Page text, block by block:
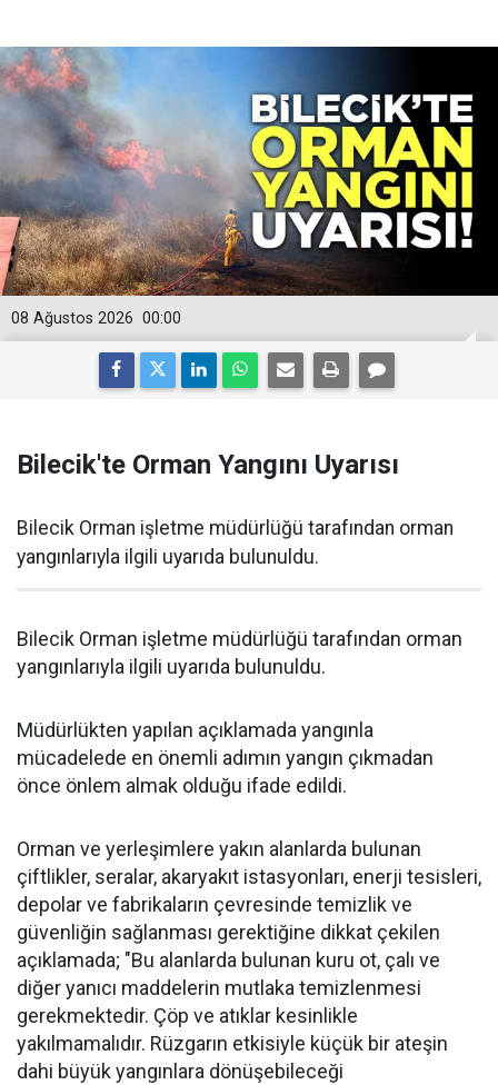
00:00
08 Ağustos 2026
Bilecik'te Orman Yangını Uyarısı
Bilecik Orman işletme müdürlüğü tarafından orman
yangınlarıyla ilgili uyarıda bulunuldu.
Bilecik Orman işletme müdürlüğü tarafından orman
yangınlarıyla ilgili uyarıda bulunuldu.
Müdürlükten yapılan açıklamada yangınla
mücadelede en önemli adımın yangın çıkmadan
önce önlem almak olduğu ifade edildi.
Orman ve yerleşimlere yakın alanlarda bulunan
çiftlikler, seralar, akaryakıt istasyonları, enerji tesisleri,
depolar ve fabrikaların çevresinde temizlik ve
güvenliğin sağlanması gerektiğine dikkat çekilen
açıklamada; "Bu alanlarda bulunan kuru ot, çalı ve
diğer yanıcı maddelerin mutlaka temizlenmesi
gerekmektedir. Çöp ve atıklar kesinlikle
yakılmamalıdır. Rüzgarın etkisiyle küçük bir ateşin
dahi büyük yangınlara dönüşebileceği